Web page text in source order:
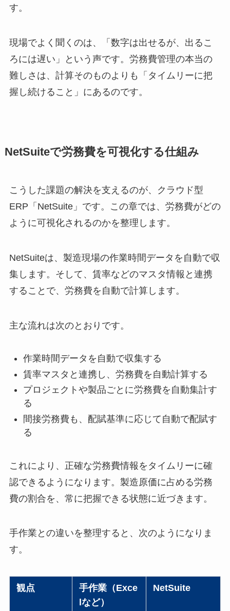
す。
現場でよく聞くのは、「数字は出せるが、出るこ
ろには遅い」という声です。労務費管理の本当の
難しさは、計算そのものよりも「タイムリーに把
握し続けること」にあるのです。
NetSuiteで労務費を可視化する仕組み
こうした課題の解決を支えるのが、クラウド型
ERP「NetSuite」です。この章では、労務費がどの
ように可視化されるのかを整理します。
NetSuiteは、製造現場の作業時間データを自動で収
集します。そして、賃率などのマスタ情報と連携
することで、労務費を自動で計算します。
主な流れは次のとおりです。
作業時間データを自動で収集する
賃率マスタと連携し、労務費を自動計算する
プロジェクトや製品ごとに労務費を自動集計す
る
間接労務費も、配賦基準に応じて自動で配賦す
る
これにより、正確な労務費情報をタイムリーに確
認できるようになります。製造原価に占める労務
費の割合を、常に把握できる状態に近づきます。
手作業との違いを整理すると、次のようになりま
す。
観点
手作業（Exce
lなど）
NetSuite